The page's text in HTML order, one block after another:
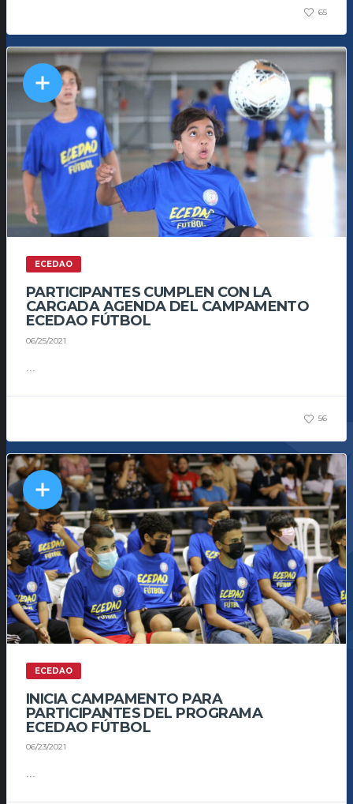
65
ECEDAO
PARTICIPANTES CUMPLEN CON LA
CARGADA AGENDA DEL CAMPAMENTO
ECEDAO FÚTBOL
06/25/2021
56
ECEDAO
INICIA CAMPAMENTO PARA
PARTICIPANTES DEL PROGRAMA
ECEDAO FÚTBOL
06/23/2021
...